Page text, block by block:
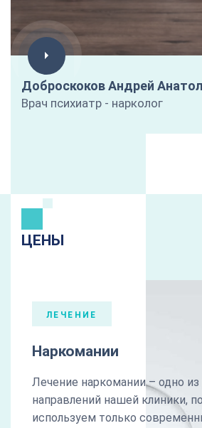
Доброскоков Андрей
Врач психиатр - нарколог
ЦЕНЫ
ЛЕЧЕНИЕ
Наркомании
Лечение наркомании – одно
направлений нашей клиники,
используем только